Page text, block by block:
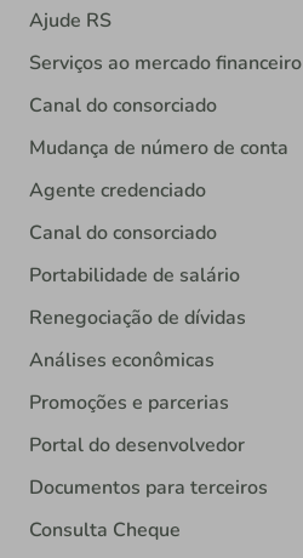
Ajude RS
Serviços ao mercado financeiro
Canal do consorciado
Mudança de número de conta
Agente credenciado
Canal do consorciado
Portabilidade de salário
Renegociação de dívidas
Análises econômicas
Promoções e parcerias
Portal do desenvolvedor
Documentos para terceiros
Consulta Cheque